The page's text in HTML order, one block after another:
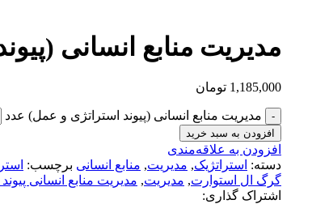
مدیریت منابع انسانی
1,185,000 تومان
مدیریت منابع انسانی (پیوند استراتژی و عمل) عدد
افزودن به سبد خرید
افزودن به علاقه‌مندی
دسته: استراتژیک, مدیریت, منابع انسانی برچسب:
گرگ ال استوارت, مدیریت, مدیریت منابع انسانی
اشتراک گذاری: